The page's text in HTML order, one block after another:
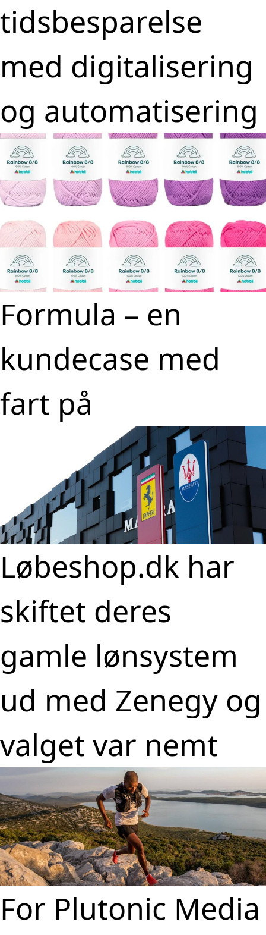
tidsbesparelse
med digitalisering
og automatisering
Formula – en
kundecase med
fart på
Løbeshop.dk har
skiftet deres
gamle lønsystem
ud med Zenegy og
valget var nemt
For Plutonic Media